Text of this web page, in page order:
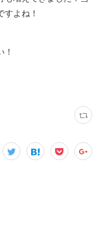
よね！